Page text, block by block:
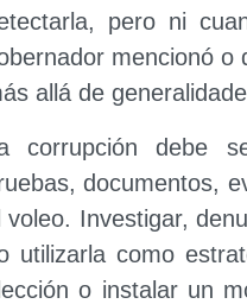
pero ni
mencionó o
allá de
corrupción debe
documentos,
voleo. Investigar,
utilizarla como
o instalar un